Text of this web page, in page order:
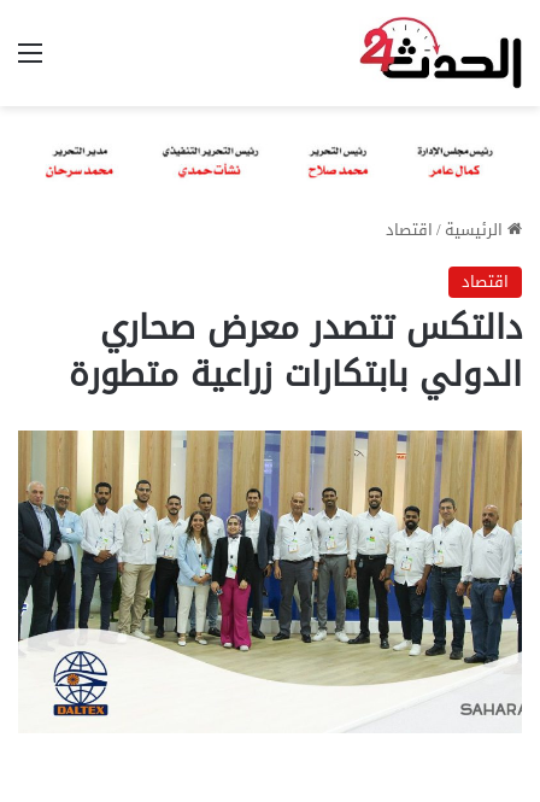
الرئيسية/اقتصاد
اقتصاد
دالتكس تتصدر معرض صحاري
الدولي بابتكارات زراعية متطورة